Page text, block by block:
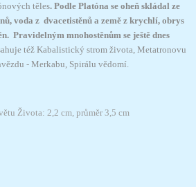
těles. Podle Platóna se oheň skládal ze
voda z dvacetistěnů a země z krychlí, obrys
Pravidelným mnohostěnům se ještě dnes
též Kabalistický strom života, Metatronovu
- Merkabu, Spirálu vědomí.
Života: 2,2 cm, průměr 3,5 cm